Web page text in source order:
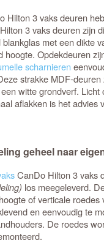
Hilton 3 vaks deuren
3 vaks deuren zijn
met een dikte
hoogte. Opdekdeuren
scharnieren
strakke MDF-deuren
witte grondverf. Licht
aflakken is het advies
geheel naar
CanDo Hilton 3 vaks
los meegeleverd.
of verticale roedes
en eenvoudig te
De roedes